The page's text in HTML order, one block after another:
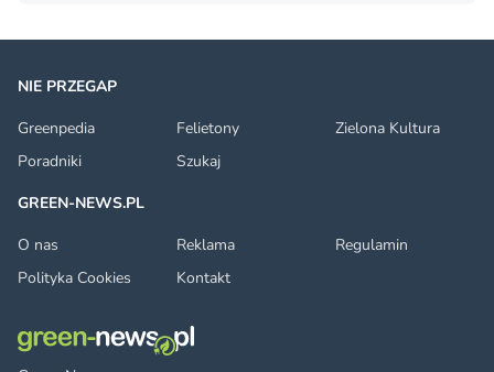
NIE PRZEGAP
Greenpedia
Felietony
Zielona Kultura
Poradniki
Szukaj
GREEN-NEWS.PL
O nas
Reklama
Regulamin
Polityka Cookies
Kontakt